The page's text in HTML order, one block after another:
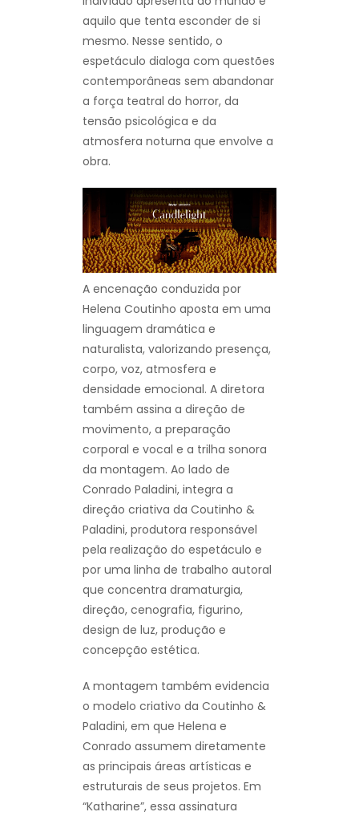
aquilo que tenta esconder de si
mesmo. Nesse sentido, o
espetáculo dialoga com questões
contemporâneas sem abandonar
a força teatral do horror, da
tensão psicológica e da
atmosfera noturna que envolve a
obra.
A encenação conduzida por
Helena Coutinho aposta em uma
linguagem dramática e
naturalista, valorizando presença,
corpo, voz, atmosfera e
densidade emocional. A diretora
também assina a direção de
movimento, a preparação
corporal e vocal e a trilha sonora
da montagem. Ao lado de
Conrado Paladini, integra a
direção criativa da Coutinho &
Paladini, produtora responsável
pela realização do espetáculo e
por uma linha de trabalho autoral
que concentra dramaturgia,
direção, cenografia, figurino,
design de luz, produção e
concepção estética.
A montagem também evidencia
o modelo criativo da Coutinho &
Paladini, em que Helena e
Conrado assumem diretamente
as principais áreas artísticas e
estruturais de seus projetos. Em
“Katharine”, essa assinatura